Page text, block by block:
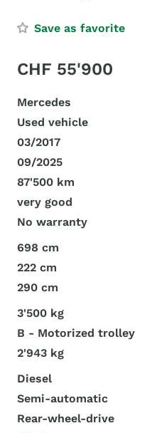
Save as favorite
CHF 55'900
Mercedes
Used vehicle
03/2017
09/2025
87'500 km
very good
No warranty
698 cm
222 cm
290 cm
3'500 kg
B - Motorized trolley
2'943 kg
Diesel
Semi-automatic
Rear-wheel-drive